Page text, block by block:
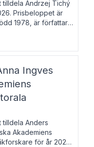
tilldela Andrzej Tichý
Prisbeloppet är
1978, är författare
2005 med den
Ingves
tilldela Anders
Akademiens
för år 2026.